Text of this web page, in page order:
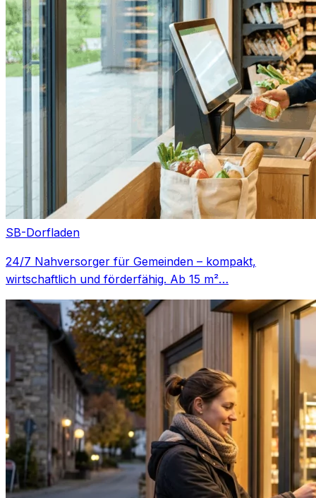
SB-Dorfladen
24/7 Nahversorger für Gemeinden – kompakt,
wirtschaftlich und förderfähig. Ab 15 m²…